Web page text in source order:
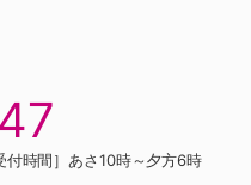
時間］あさ10時～夕方6時